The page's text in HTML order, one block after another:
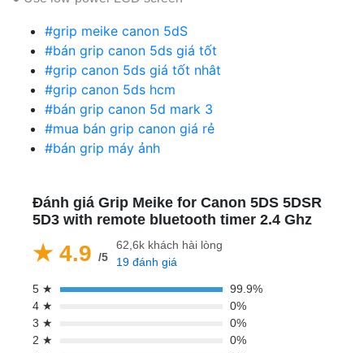
#grip meike canon 5dS
#bán grip canon 5ds giá tốt
#grip canon 5ds giá tốt nhât
#grip canon 5ds hcm
#bán grip canon 5d mark 3
#mua bán grip canon giá rẻ
#bán grip máy ảnh
Đánh giá Grip Meike for Canon 5DS 5DSR
5D3 with remote bluetooth timer 2.4 Ghz
★ 4.9 /5
62,6k khách hài lòng
19 đánh giá
5 ★
99.9%
4 ★
0%
3 ★
0%
2 ★
0%